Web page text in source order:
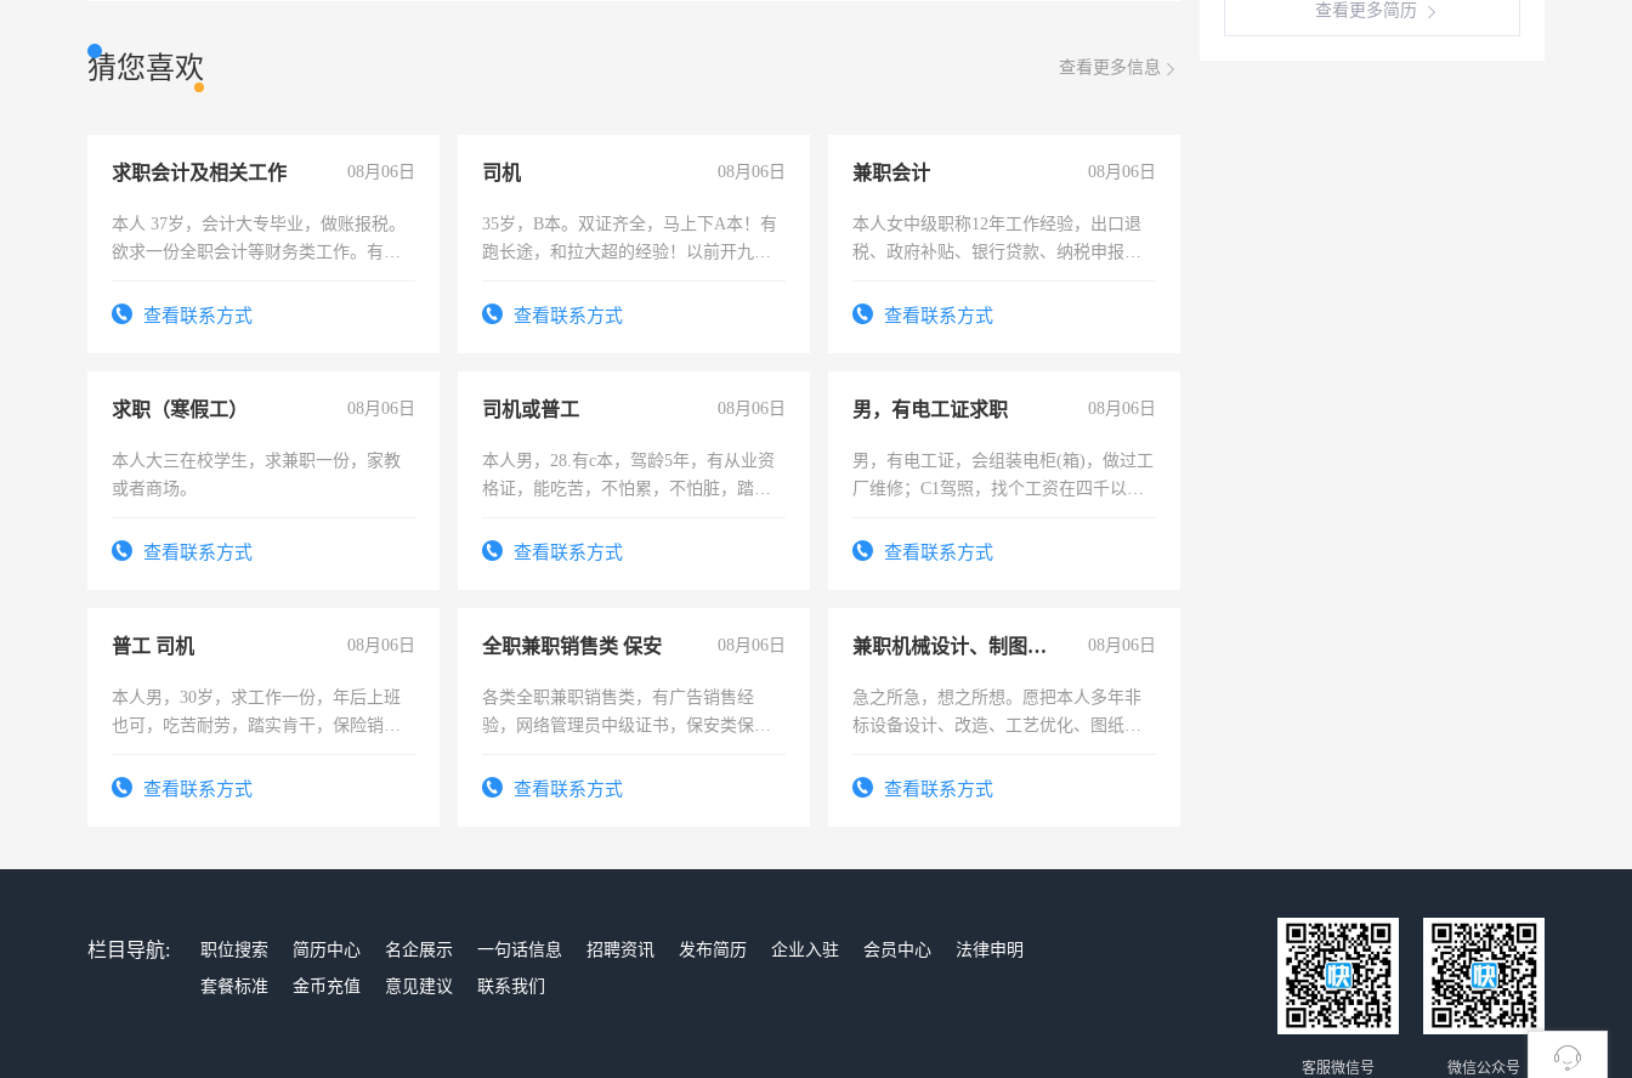
猜您喜欢 查看更多信息
求职会计及相关工作 08月06日
本人 37岁，会计大专毕业，做账报税。
欲求一份全职会计等财务类工作。有会
查看联系方式
司机 08月06日
35岁，B本。双证齐全，马上下A本！有
跑长途，和拉大超的经验！以前开九米
查看联系方式
兼职会计 08月06日
本人女中级职称12年工作经验，出口退
税、政府补贴、银行贷款、纳税申报、
务，财务咨询等业务。欲求兼职会计工
查看联系方式
求职（寒假工） 08月06日
本人大三在校学生，求兼职一份，家教
或者商场。
查看联系方式
司机或普工 08月06日
本人男，28.有c本，驾龄5年，有从业资
格证，能吃苦，不怕累，不怕脏，踏
查看联系方式
男，有电工证求职 08月06日
男，有电工证，会组装电柜(箱)，做过工
厂维修；C1驾照，找个工资在四千以
电话查看联系方式
普工 司机 08月06日
本人男，30岁，求工作一份，年后上班
也可，吃苦耐劳，踏实肯干，保险销售
查看联系方式
全职兼职销售类 保安 08月06日
各类全职兼职销售类，有广告销售经
验，网络管理员中级证书，保安类保安
有高低压电工证和十几年工作经验
查看联系方式
兼职机械设计、制图、设备改造 08月06日
急之所急，想之所想。愿把本人多年非
标设备设计、改造、工艺优化、图纸制
结识有识之士，共享未来。
查看联系方式
查看更多简历
栏目导航: 职位搜索 简历中心 名企展示 一句话信息 招聘资讯 发布简历 企业入驻 会员中心
法律申明
套餐标准
金币充值 意见建议 联系我们
微信公众号
客服微信号